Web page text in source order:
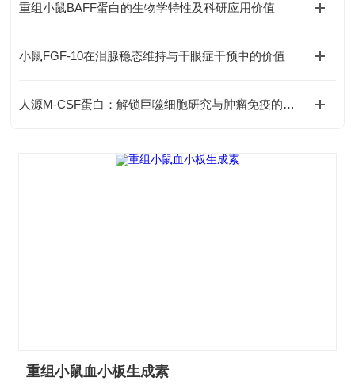
重组小鼠BAFF蛋白的生物学特性及科研应用价值
小鼠FGF-10在泪腺稳态维持与干眼症干预中的价值
人源M-CSF蛋白：解锁巨噬细胞研究与肿瘤免疫的科研密钥
重组小鼠血小板生成素